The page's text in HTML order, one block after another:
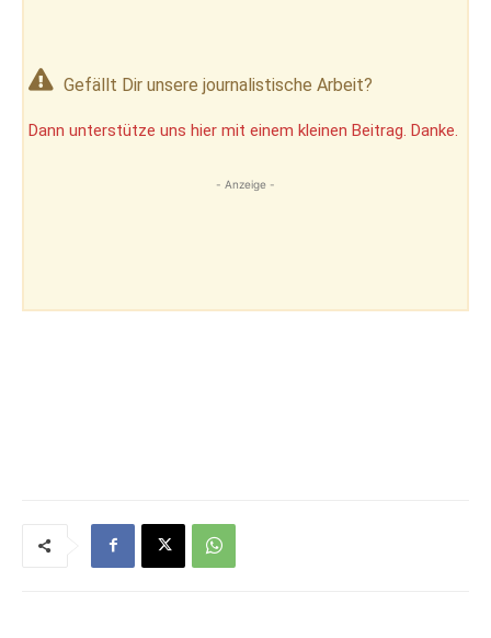
Gefällt Dir unsere journalistische Arbeit?
Dann unterstütze uns hier mit einem kleinen Beitrag. Danke.
- Anzeige -